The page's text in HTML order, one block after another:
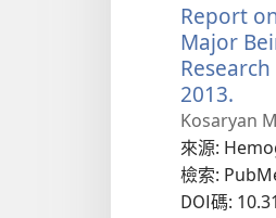
Report
Major
2013.
啟
新
視
窗）
Kosaryan
來源‎:
檢索‎:
DOI碼‎: